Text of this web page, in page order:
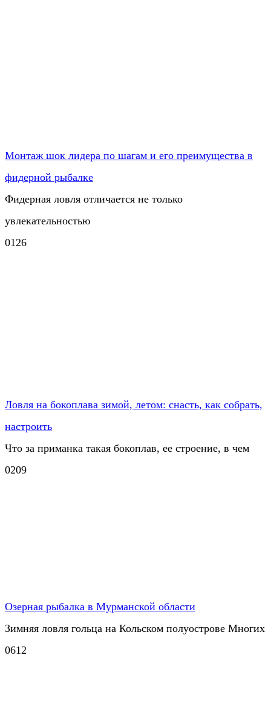
Монтаж шок лидера по шагам и его преимущества в
фидерной рыбалке
Фидерная ловля отличается не только
увлекательностью
0126
Ловля на бокоплава зимой, летом: снасть, как собрать,
настроить
Что за приманка такая бокоплав, ее строение, в чем
0209
Озерная рыбалка в Мурманской области
Зимняя ловля гольца на Кольском полуострове Многих
0612